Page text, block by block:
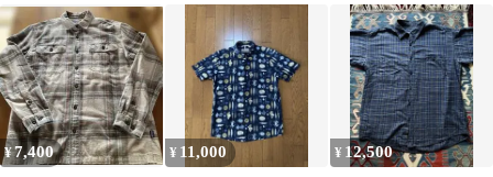
ションヘンプ
レー M
¥7,400 ¥ 11,000 ¥ 12,500